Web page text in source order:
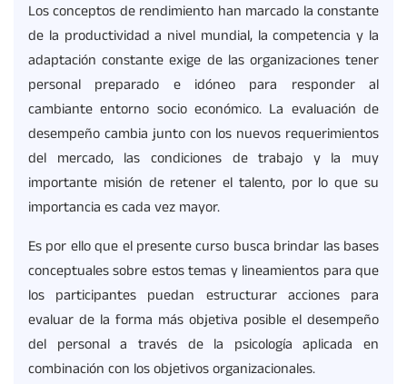
Los conceptos de rendimiento han marcado la constante
de la productividad a nivel mundial, la competencia y la
adaptación constante exige de las organizaciones tener
personal preparado e idóneo para responder al
cambiante entorno socio económico. La evaluación de
desempeño cambia junto con los nuevos requerimientos
del mercado, las condiciones de trabajo y la muy
importante misión de retener el talento, por lo que su
importancia es cada vez mayor.
Es por ello que el presente curso busca brindar las bases
conceptuales sobre estos temas y lineamientos para que
los participantes puedan estructurar acciones para
evaluar de la forma más objetiva posible el desempeño
del personal a través de la psicología aplicada en
combinación con los objetivos organizacionales.